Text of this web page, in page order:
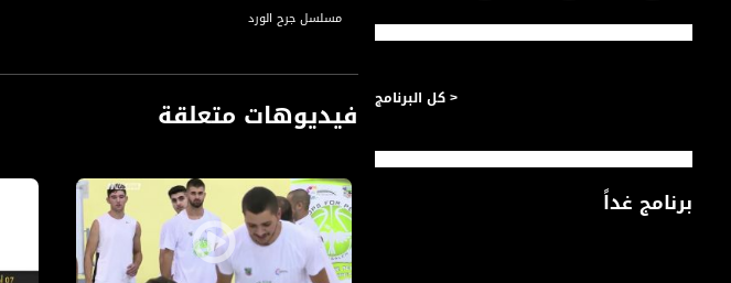
مسلسل جرح الورد
فيديوهات متعلقة < كل البرنامج
برنامج غداً